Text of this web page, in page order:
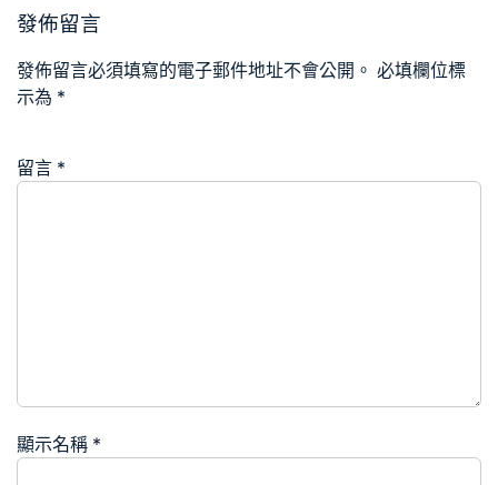
發佈留言
發佈留言必須填寫的電子郵件地址不會公開。 必填欄位標
示為 *
留言 *
顯示名稱 *